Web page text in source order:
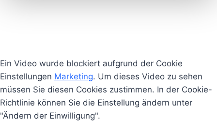
Ein Video wurde blockiert aufgrund der Cookie
Einstellungen Marketing. Um dieses Video zu sehen
müssen Sie diesen Cookies zustimmen. In der Cookie-
Richtlinie können Sie die Einstellung ändern unter
"Ändern der Einwilligung".